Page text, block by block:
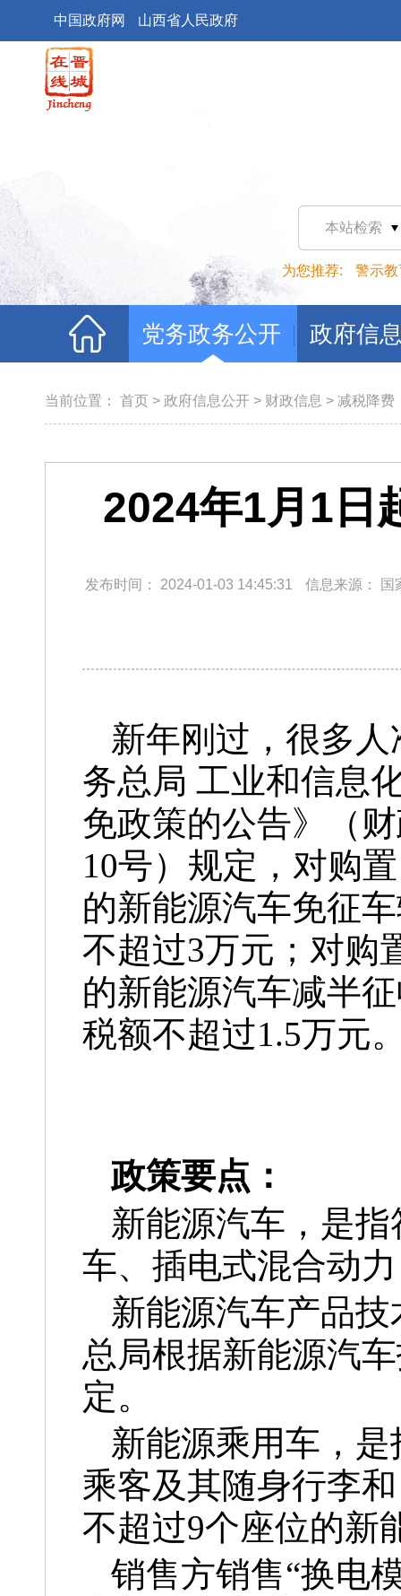
中国政府网 山西省人民政府
本站检索
为您推荐: 警示教
党务政务公开 政府信
当前位置： 首页 > 政府信息公开 > 财政信息 > 减税降费
2024年1月1日
发布时间： 2024-01-03 14:45:31 信息来源： 国
新年刚过，很多
务总局 工业和信息
免政策的公告》（
10号）规定，对购
的新能源汽车免征
不超过3万元；对购
的新能源汽车减半
税额不超过1.5万元
政策要点：
新能源汽车，是
车、插电式混合动
新能源汽车产品
总局根据新能源汽
定。
新能源乘用车，
乘客及其随身行李
不超过9个座位的新
销售方销售“换电